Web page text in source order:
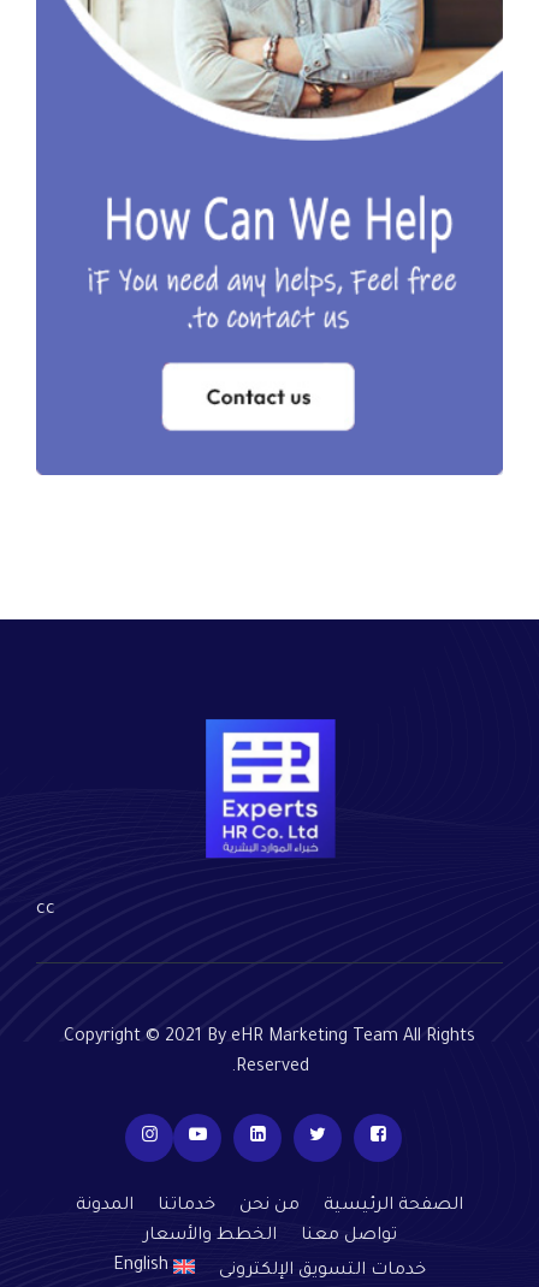
cc
Copyright © 2021 By eHR Marketing Team All Rights
Reserved.
الصفحة الرئيسية من نحن خدماتنا
المدونة
تواصل معنا
الخطط والأسعار
خدمات التسويق الإلكترونى
English